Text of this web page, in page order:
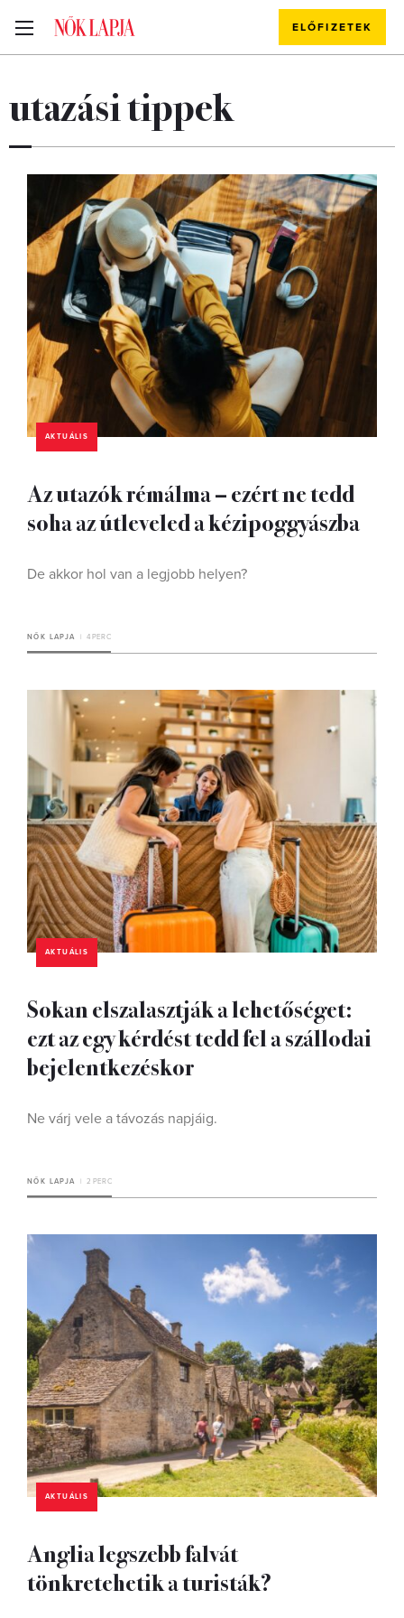
ELŐFIZETEK
utazási tippek
AKTUÁLIS
Az utazók rémálma – ezért ne tedd
soha az útleveled a kézipoggyászba
De akkor hol van a legjobb helyen?
NŐK LAPJA 4 PERC
AKTUÁLIS
Sokan elszalasztják a lehetőséget:
ezt az egy kérdést tedd fel a szállodai
bejelentkezéskor
Ne várj vele a távozás napjáig.
NŐK LAPJA 2 PERC
AKTUÁLIS
Anglia legszebb falvát
tönkretehetik a turisták?